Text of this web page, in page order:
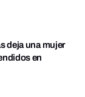
deja una mujer
en